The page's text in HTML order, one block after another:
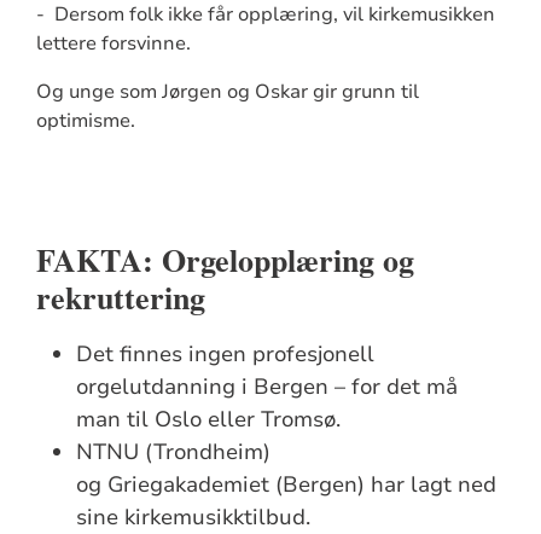
- Dersom folk ikke får opplæring, vil kirkemusikken
lettere forsvinne.
Og unge som Jørgen og Oskar gir grunn til
optimisme.
FAKTA: Orgelopplæring og
rekruttering
Det finnes ingen profesjonell
orgelutdanning i Bergen – for det må
man til Oslo eller Tromsø.
NTNU (Trondheim)
og Griegakademiet (Bergen) har lagt ned
sine kirkemusikktilbud.